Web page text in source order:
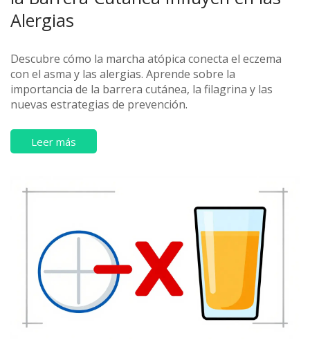
Alergias
Descubre cómo la marcha atópica conecta el eczema
con el asma y las alergias. Aprende sobre la
importancia de la barrera cutánea, la filagrina y las
nuevas estrategias de prevención.
Leer más